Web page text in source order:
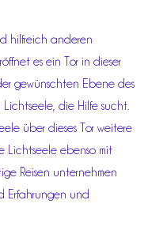
hilfreich anderen
es ein Tor in dieser
gewünschten Ebene des
die Hilfe sucht.
über dieses Tor weitere
Lichtseele ebenso mit
Reisen unternehmen
Erfahrungen und